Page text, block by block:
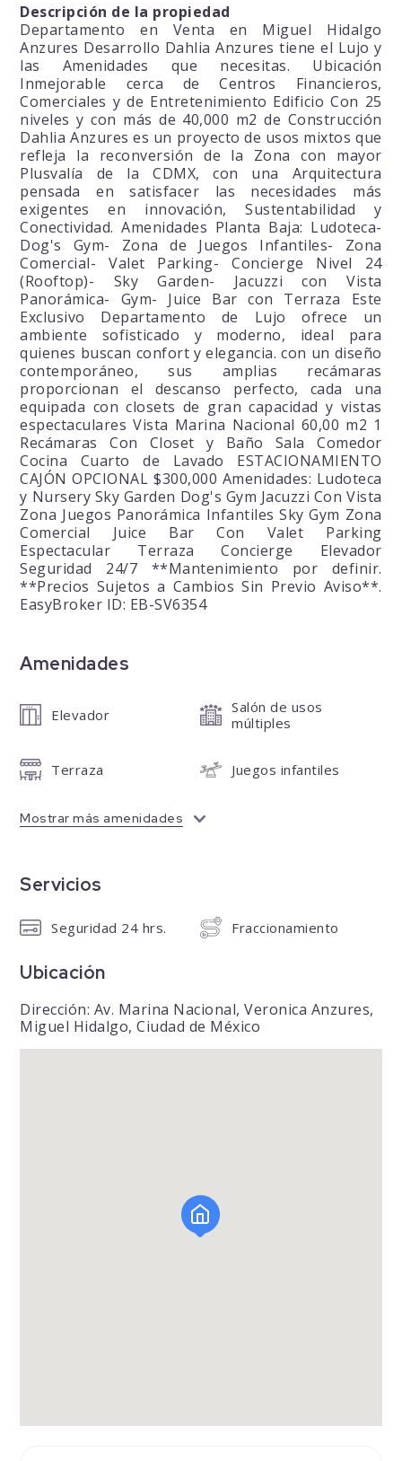
Descripción de la propiedad
Departamento en Venta en Miguel Hidalgo
Anzures Desarrollo Dahlia Anzures tiene el Lujo y
las Amenidades que necesitas. Ubicación
Inmejorable cerca de Centros Financieros,
Comerciales y de Entretenimiento Edificio Con 25
niveles y con más de 40,000 m2 de Construcción
Dahlia Anzures es un proyecto de usos mixtos que
refleja la reconversión de la Zona con mayor
Plusvalía de la CDMX, con una Arquitectura
pensada en satisfacer las necesidades más
exigentes en innovación, Sustentabilidad y
Conectividad. Amenidades Planta Baja: Ludoteca-
Dog's Gym- Zona de Juegos Infantiles- Zona
Comercial- Valet Parking- Concierge Nivel 24
(Rooftop)- Sky Garden- Jacuzzi con Vista
Panorámica- Gym- Juice Bar con Terraza Este
Exclusivo Departamento de Lujo ofrece un
ambiente sofisticado y moderno, ideal para
quienes buscan confort y elegancia. con un diseño
contemporáneo, sus amplias recámaras
proporcionan el descanso perfecto, cada una
equipada con closets de gran capacidad y vistas
espectaculares Vista Marina Nacional 60,00 m2 1
Recámaras Con Closet y Baño Sala Comedor
Cocina Cuarto de Lavado ESTACIONAMIENTO
CAJÓN OPCIONAL $300,000 Amenidades: Ludoteca
y Nursery Sky Garden Dog's Gym Jacuzzi Con Vista
Zona Juegos Panorámica Infantiles Sky Gym Zona
Comercial Juice Bar Con Valet Parking
Espectacular Terraza Concierge Elevador
Seguridad 24/7 **Mantenimiento por definir.
**Precios Sujetos a Cambios Sin Previo Aviso**.
EasyBroker ID: EB-SV6354
Amenidades
Elevador
Salón de usos
múltiples
Terraza Juegos infantiles
Mostrar más amenidades
Servicios
Seguridad 24 hrs. Fraccionamiento
Ubicación
Dirección: Av. Marina Nacional, Veronica Anzures,
Miguel Hidalgo, Ciudad de México